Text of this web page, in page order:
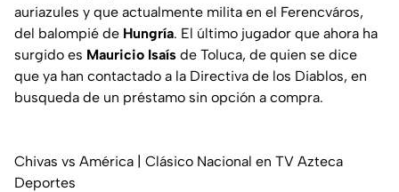
auriazules y que actualmente milita en el Ferencváros,
del balompié de Hungría. El último jugador que ahora ha
surgido es Mauricio Isaís de Toluca, de quien se dice
que ya han contactado a la Directiva de los Diablos, en
busqueda de un préstamo sin opción a compra.
Chivas vs América | Clásico Nacional en TV Azteca
Deportes